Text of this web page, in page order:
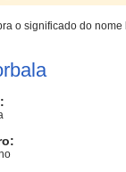
o significado do nome